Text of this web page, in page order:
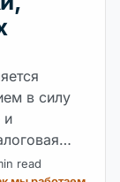
в силу
и
read